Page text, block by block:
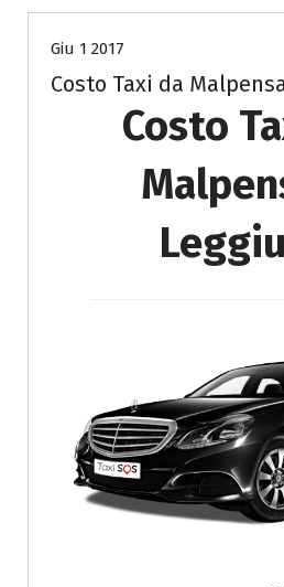
Giu 1 2017
Costo Taxi da
Costo